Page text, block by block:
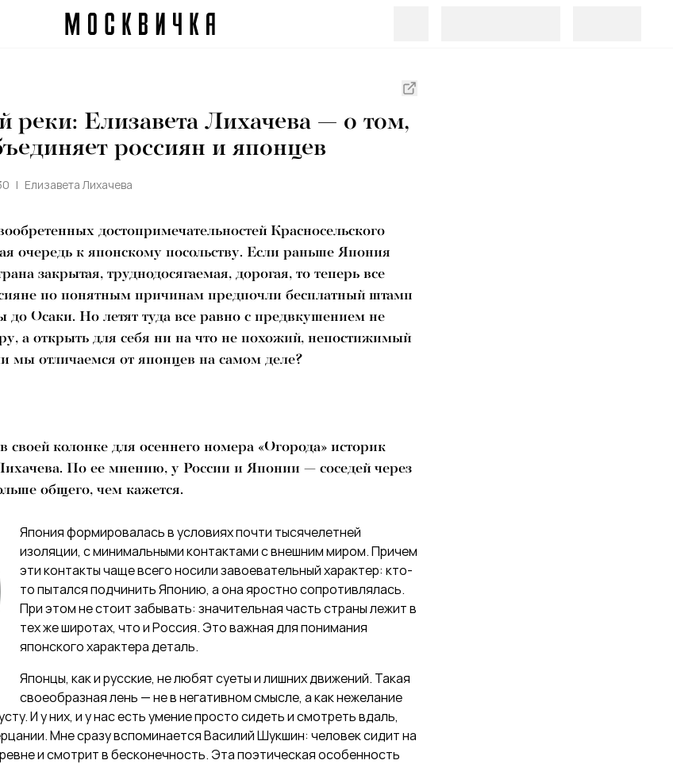
реки: Елизавета Лихачева — о том,
россиян и японцев
Елизавета Лихачева
достопримечательностей Красносельского
очередь к японскому посольству. Если раньше Япония
закрытая, труднодосягаемая, дорогая, то теперь все
по понятным причинам предпочли бесплатный штамп
Осаки. Но летят туда все равно с предвкушением не
а открыть для себя ни на что не похожий, непостижимый
мы отличаемся от японцев на самом деле?
своей колонке для осеннего номера «Огорода» историк
По ее мнению, у России и Японии — соседей через
общего, чем кажется.
Япония формировалась в условиях почти тысячелетней
изоляции, с минимальными контактами с внешним миром. Причем
эти контакты чаще всего носили завоевательный характер: кто-
то пытался подчинить Японию, а она яростно сопротивлялась.
При этом не стоит забывать: значительная часть страны лежит в
тех же широтах, что и Россия. Это важная для понимания
японского характера деталь.
Японцы, как и русские, не любят суеты и лишних движений. Такая
своеобразная лень — не в негативном смысле, а как нежелание
И у них, и у нас есть умение просто сидеть и смотреть вдаль,
Мне сразу вспоминается Василий Шукшин: человек сидит на
и смотрит в бесконечность. Эта поэтическая особенность